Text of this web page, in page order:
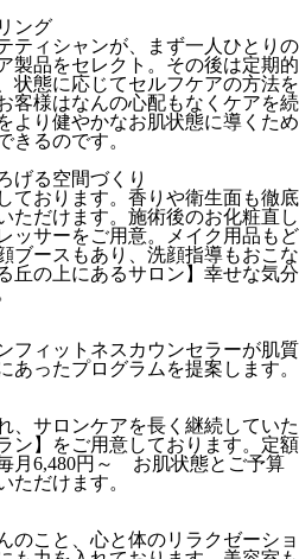
ング
ティシャンが、まず一人ひとりの
製品をセレクト。その後は定期的
状態に応じてセルフケアの方法を
客様はなんの心配もなくケアを続
より健やかなお肌状態に導くため
きるのです。
げる空間づくり
ております。香りや衛生面も徹底
ただけます。施術後のお化粧直し
ッサーをご用意。メイク用品もど
ブースもあり、洗顔指導もおこな
丘の上にあるサロン】幸せな気分
フィットネスカウンセラーが肌質
あったプログラムを提案します。
、サロンケアを長く継続していた
ン】をご用意しております。定額
月6,480円～ お肌状態とご予算
ただけます。
のこと、心と体のリラクゼーショ